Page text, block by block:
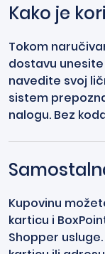
Kako je
Tokom
dostavu
navedite svoj
sistem
nalogu. Bez
Kupovinu
karticu i
Shopper